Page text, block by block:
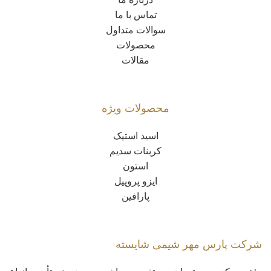
تماس با ما
سوالات متداول
محصولات
مقالات
محصولات ویژه
اسید استیک
کربنات سدیم
استون
ایزو پروپیل
پارافین
شرکت پارس مهر شیمی شایسته